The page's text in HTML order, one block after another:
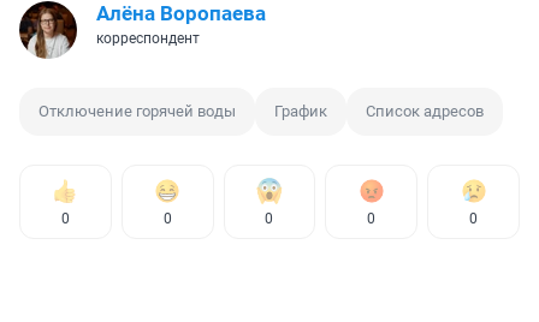
Алёна Воропаева
корреспондент
Отключение горячей воды График Список адресов
0 0 0 0 0